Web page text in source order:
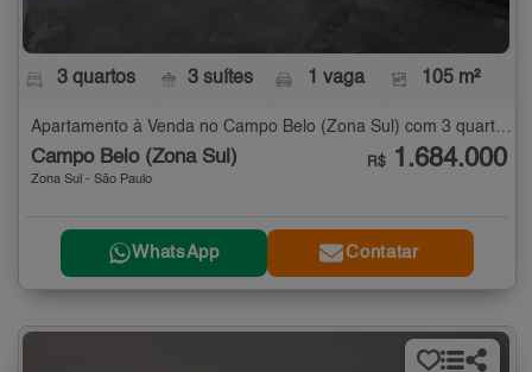
3 quartos 3 suítes 1 vaga 105 m²
Campo Belo (Zona Sul)
Zona Sul - São Paulo
R$ 1.684.000
WhatsApp Contatar